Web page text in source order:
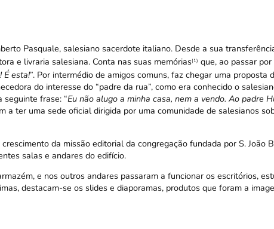
Pasquale, salesiano sacerdote italiano. Desde a sua
e livraria salesiana. Conta nas suas memórias(1) que, ao passar
É esta!”. Por intermédio de amigos comuns, faz chegar uma proposta
do interesse do “padre da rua”, como era conhecido o
frase: “Eu não alugo a minha casa, nem a vendo. Ao padre
a ter uma sede oficial dirigida por uma comunidade de salesianos
da missão editorial da congregação fundada por S. João
salas e andares do edifício.
e nos outros andares passaram a funcionar os escritórios,
destacam-se os slides e diaporamas, produtos que foram a